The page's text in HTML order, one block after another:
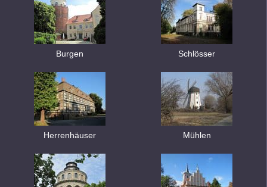
Burgen Schlösser
Herrenhäuser Mühlen